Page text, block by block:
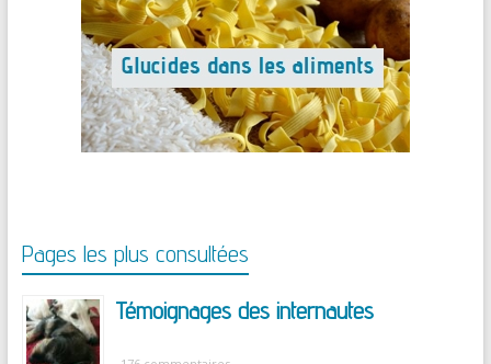
Pages les plus consultées
Témoignages des internautes